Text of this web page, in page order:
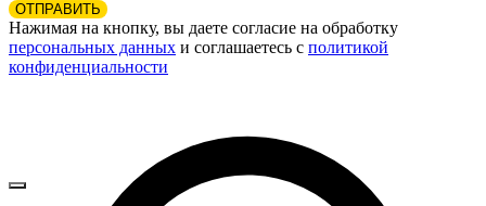
ОТПРАВИТЬ
Нажимая на кнопку, вы даете согласие на обработку
персональных данных и соглашаетесь c политикой
конфиденциальности